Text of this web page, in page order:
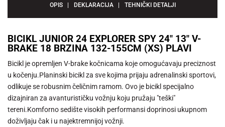
OPIS DEKLARACIJA TEHNIČKI DETALJI
BICIKL JUNIOR 24 EXPLORER SPY 24" 13" V-
BRAKE 18 BRZINA 132-155CM (XS) PLAVI
Bicikl je opremljen V-brake kočnicama koje omogućavaju preciznost
u kočenju.Planinski bicikl za sve kojima prijaju adrenalinski sportovi,
odlikuje se robusnim čeličnim ramom. Ovo je bicikl specijalno
dizajniran za avanturističku vožnju koju pružaju "teški"
tereni.Komforno sedište visokih performansi doprinosi ukupnom
doživljaju čak i u najektremnijoj vožnji.